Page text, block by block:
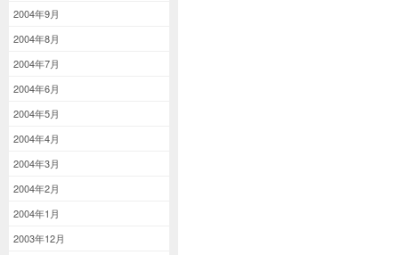
2004年9月
2004年8月
2004年7月
2004年6月
2004年5月
2004年4月
2004年3月
2004年2月
2004年1月
2003年12月